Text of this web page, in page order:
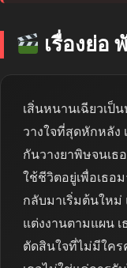
เรื่องย่อ
เสิ่นหนานเฉียวเป็
วางใจที่สุดหักหลัง
กันวางยาพิษจนเธ
ใช้ชีวิตอยู่เพื่อเธอ
กลับมาเริ่มต้นให
แต่งงานตามแผน
ตัดสินใจที่ไม่มีใคร